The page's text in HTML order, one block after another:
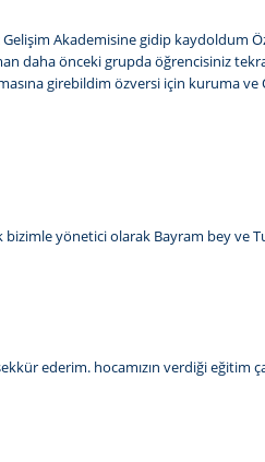
Akademisine gidip kaydoldum
önceki grupda öğrencisiniz
girebildim özversi için kuruma
yönetici olarak Bayram bey ve
ederim. hocamızın verdiği